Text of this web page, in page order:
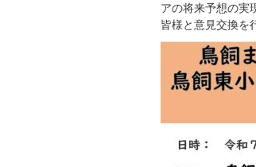
アの将来予想の実
皆様と意見交換を